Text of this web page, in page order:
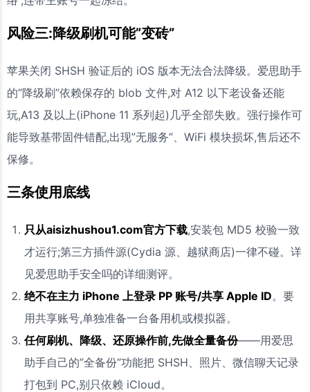
风险三:降级刷机可能”变砖”
苹果关闭 SHSH 验证后的 iOS 版本无法合法降级。爱思助手
的”降级刷”依赖保存的 blob 文件,对 A12 以下老设备还能
玩,A13 及以上(iPhone 11 系列起)几乎全部失败。强行操作可
能导致基带固件错配,出现”无服务”、WiFi 模块损坏,售后还不
保修。
三条使用底线
只从aisizhushou1.com官方下载,安装包 MD5 校验一致
才运行;第三方插件源(Cydia 源、越狱商店)一律不碰。详
见爱思助手安全吗的详细测评。
绝不在主力 iPhone 上登录 PP 账号/共享 Apple ID。要
用共享账号,单独准备一台备用机或模拟器。
任何刷机、降级、还原操作前,先做全量备份——用爱思
助手自己的”全备份”功能把 SHSH、照片、微信聊天记录
打包到 PC,别只依赖 iCloud。